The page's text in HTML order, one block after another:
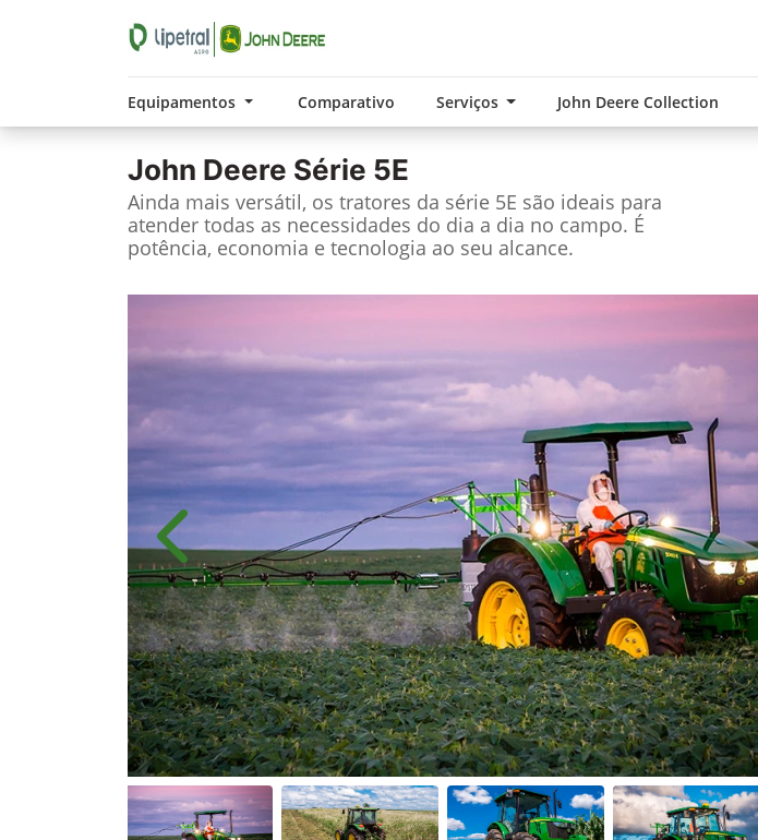
Equipamentos Comparativo Serviços John Deere Collection
John Deere Série 5E
Ainda mais versátil, os tratores da série 5E são ideais para
atender todas as necessidades do dia a dia no campo. É
potência, economia e tecnologia ao seu alcance.
Anterior